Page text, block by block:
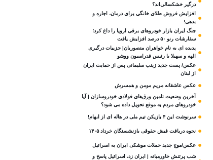
درگیر خشکسالی‌اند؟
افزایش فروش طلای خانگی برای درمان، اجاره و
بدهی!
جنگ ایران بازار خودروهای برقی اروپا را داغ کرد؛
سفارشات رنو ۵۰ درصد افزایش یافت
پدیده ای به نام خواهران منصوریان| جزییات درگیری
الهه و سهیلا با رئیس فدراسیون ووشو
عکس/ پست جدید زینب سلیمانی پس از حمایت ایران
از لبنان
عکس عاشقانه مریم مومن و همسرش
آخرین وضعیت تامین ورق‌های فولادی خودروسازان | آیا
خودروهای مردم به موقع تحویل داده می شود؟
سرنوشت این ۴ بازیکن تیم ملی در هاله ای از ابهام!
نحوه دریافت فیش حقوقی بازنشستگان خرداد ۱۴۰۵
عکس/موج جدید حملات موشکی ایران به اسرائیل
شب پرتنش خاورمیانه | ایران زد، اسرائیل پاسخ و